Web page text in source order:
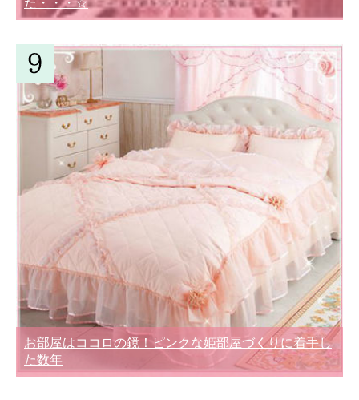
お部屋はココロの鏡！ピンクな姫部屋づくりに着手し
た数年